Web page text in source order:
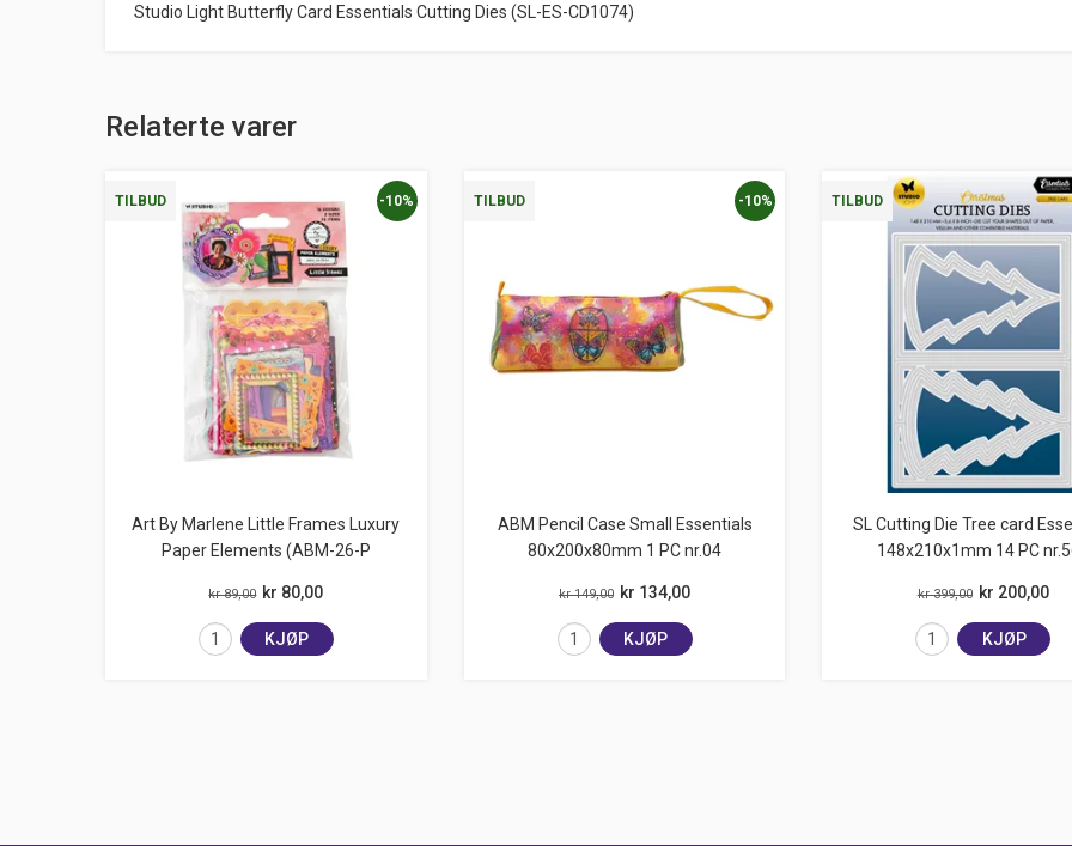
Studio Light Butterfly Card Essentials Cutting Dies (SL-ES-CD1074)
Relaterte varer
TILBUD
Art By Marlene Little Frames Luxury
Paper Elements (ABM-26-P
-10%
kr 89,00 kr 80,00
KJØP
TILBUD
ABM Pencil Case Small Essentials
80x200x80mm 1 PC nr.04
-10%
kr 149,00 kr 134,00
KJØP
TILBUD
SL Cutting Die Tree card
148x210x1mm 14 PC
kr 399,00 kr 200,00
KJØP